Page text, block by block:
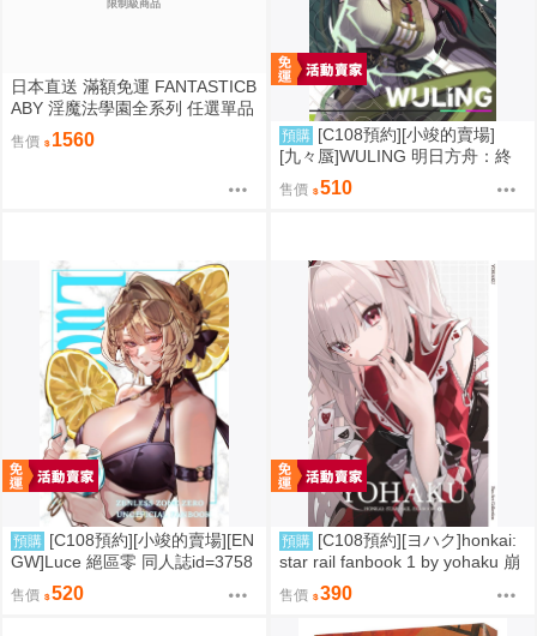
限制級商品
日本直送 滿額免運 FANTASTICB
ABY 淫魔法學園全系列 任選單品
/ 3位學妹豪華全套組 疾風雷神
售價 1560 預購 [C108預約][小竣的賣場]
[九々蜃]WULING 明日方舟：終
末地 同人誌id=3774619
售價 510
預購 [C108預約][小竣的賣場][EN
GW]Luce 絕區零 同人誌id=3758
416
售價 520
預購 [C108預約][ヨハク]honkai:
star rail fanbook 1 by yohaku 崩
壞：星穹鐵道 同人誌id=3767971
售價 390